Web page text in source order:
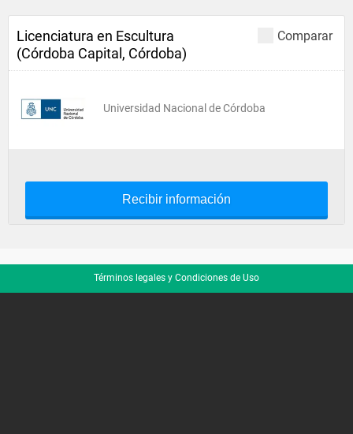
Comparar
Licenciatura en Escultura
(Córdoba Capital, Córdoba)
Universidad Nacional de Córdoba
Recibir información
Términos legales y Condiciones de Uso